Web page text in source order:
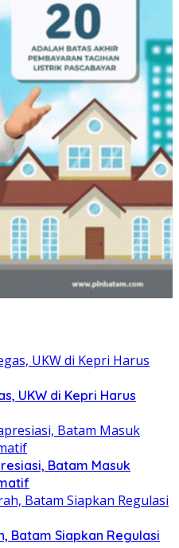
UKW di Kepri Harus
Batam Masuk
Batam Siapkan Regulasi